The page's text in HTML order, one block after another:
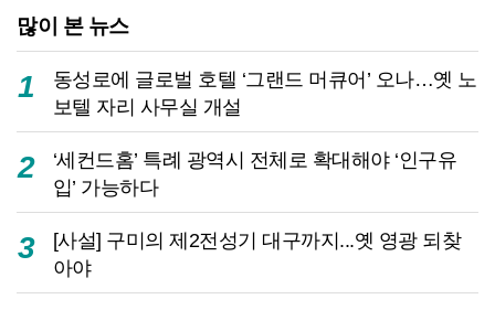
많이 본 뉴스
1
동성로에 글로벌 호텔 ‘그랜드 머큐어’ 오나…옛 노
보텔 자리 사무실 개설
2
‘세컨드홈’ 특례 광역시 전체로 확대해야 ‘인구유
입’ 가능하다
3
[사설] 구미의 제2전성기 대구까지...옛 영광 되찾
아야